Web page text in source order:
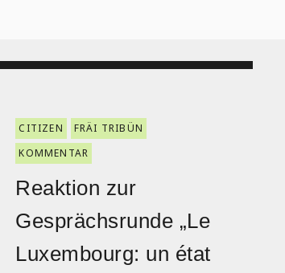
CITIZEN
FRÄI TRIBÜN
KOMMENTAR
Reaktion zur
Gesprächsrunde „Le
Luxembourg: un état